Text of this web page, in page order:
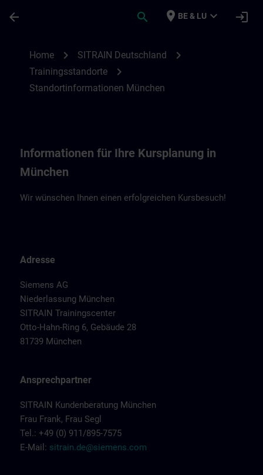
arrow_back search place BE & LU expand_more login
Home chevron_right SITRAIN Deutschland chevron_right
Trainingsstandorte chevron_right
Standortinformationen München
Informationen für Ihre Kursplanung in
München
Wir wünschen Ihnen einen erfolgreichen Kursbesuch!
Adresse
Siemens AG
Niederlassung München
SITRAIN Trainingscenter
Otto-Hahn-Ring 6, Gebäude 28
81739 München
Ansprechpartner
SITRAIN Kundenberatung München
Frau Frank, Frau Segl
Tel.: +49 (0) 911/895-7575
E-Mail: sitrain.de@siemens.com